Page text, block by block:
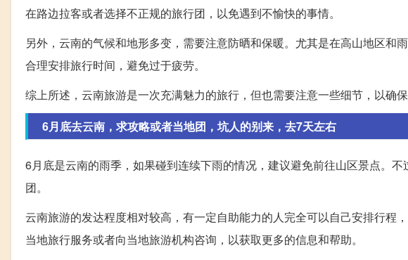
在路边拉客或者选择不正规的旅行团，以免遇到不愉快的事情。
另外，云南的气候和地形多变，需要注意防晒和保暖。尤其是在高山地区和
合理安排旅行时间，避免过于疲劳。
综上所述，云南旅游是一次充满魅力的旅行，但也需要注意一些细节，以确保
6月底去云南，求攻略或者当地团，坑人的别来，去7天左右
6月底是云南的雨季，如果碰到连续下雨的情况，建议避免前往山区景点。
团。
云南旅游的发达程度相对较高，有一定自助能力的人完全可以自己安排行程
当地旅行服务或者向当地旅游机构咨询，以获取更多的信息和帮助。